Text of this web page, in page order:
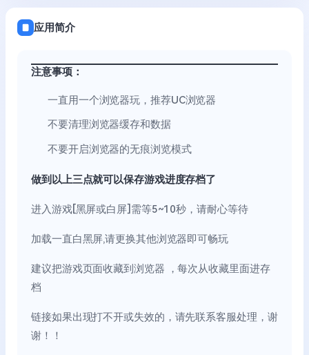
应用简介
注意事项：
一直用一个浏览器玩，推荐UC浏览器
不要清理浏览器缓存和数据
不要开启浏览器的无痕浏览模式
做到以上三点就可以保存游戏进度存档了
进入游戏[黑屏或白屏]需等5~10秒，请耐心等待
加载一直白黑屏,请更换其他浏览器即可畅玩
建议把游戏页面收藏到浏览器 ，每次从收藏里面进存
档
链接如果出现打不开或失效的，请先联系客服处理，谢
谢！！